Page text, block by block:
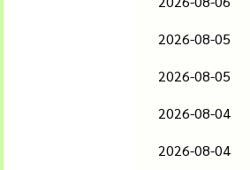
2026-08-05
2026-08-05
2026-08-04
2026-08-04